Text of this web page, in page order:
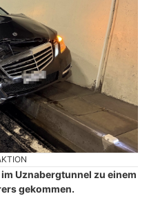
Uznabergtunnel zu einem
gekommen.